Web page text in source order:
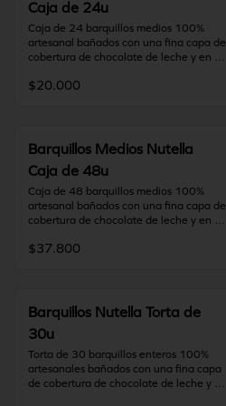
fresco y seco (20º) y 65% humedad.
IMPORTANTE: Nuestros barquillos
tienen una duración de 60 días desde la
tienes una solicitud especial deja toda la
Caja de 24u
Caja de 24 barquillos medios 100%
artesanal bañados con una fina capa de
cobertura de chocolate de leche y en su
Recomendación: Mantener en un lugar
fresco y seco (20º) y 65% humedad.
IMPORTANTE: Nuestros barquillos
tienen una duración de 60 días desde la
fecha de elaboración. Si vas a viajar o
información en "Indicaciones
$20.000
Barquillos Medios Nutella
Caja de 48u
Caja de 48 barquillos medios 100%
artesanal bañados con una fina capa de
cobertura de chocolate de leche y en su
Recomendación: Mantener en un lugar
fresco y seco (20º) y 65% humedad.
IMPORTANTE: Nuestros barquillos
tienen una duración de 60 días desde la
fecha de elaboración. Si vas a viajar o
$37.800
Barquillos Nutella Torta de
30u
Torta de 30 barquillos enteros 100%
artesanales bañados con una fina capa
de cobertura de chocolate de leche y en